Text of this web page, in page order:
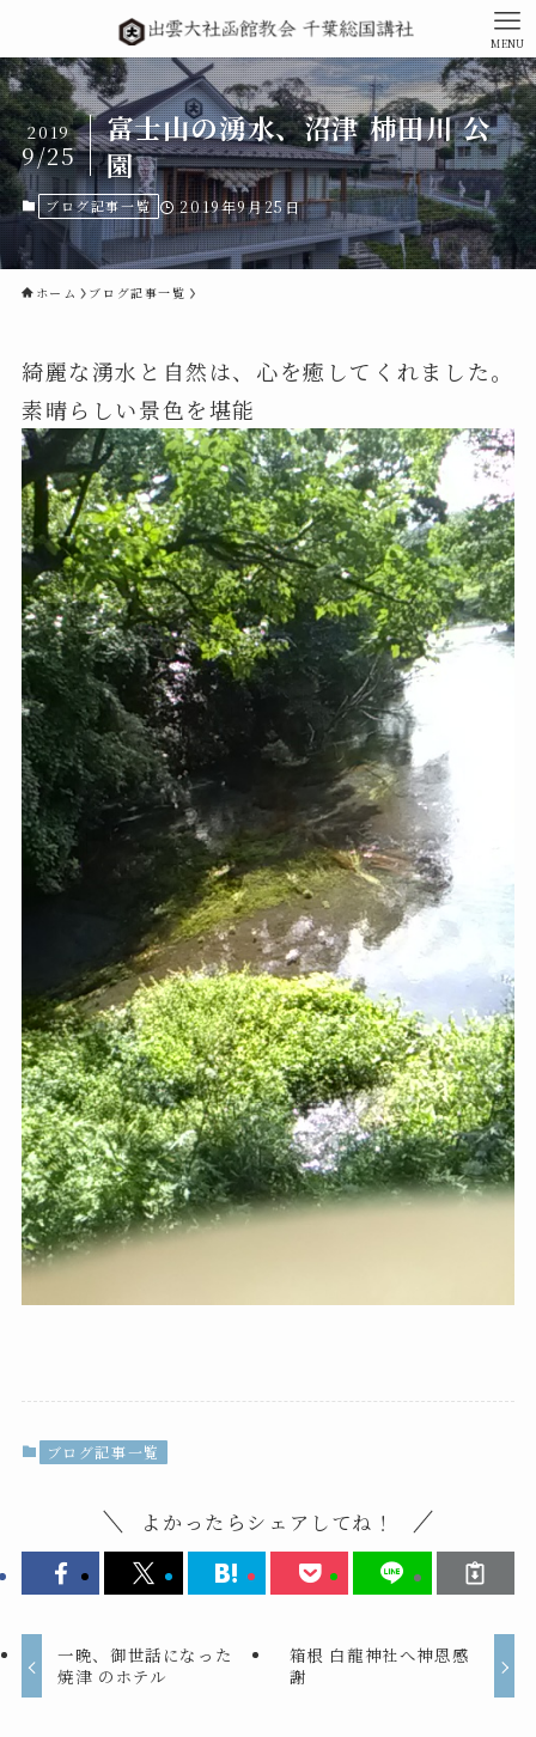
MENU
富士山の湧水、沼津 柿田川 公
園
2019
9/25
ブログ記事一覧 2019年9月25日
ホーム ブログ記事一覧
綺麗な湧水と自然は、心を癒してくれました。
素晴らしい景色を堪能
ブログ記事一覧
よかったらシェアしてね！
一晩、御世話になった
焼津 のホテル
箱根 白龍神社へ神恩感
謝